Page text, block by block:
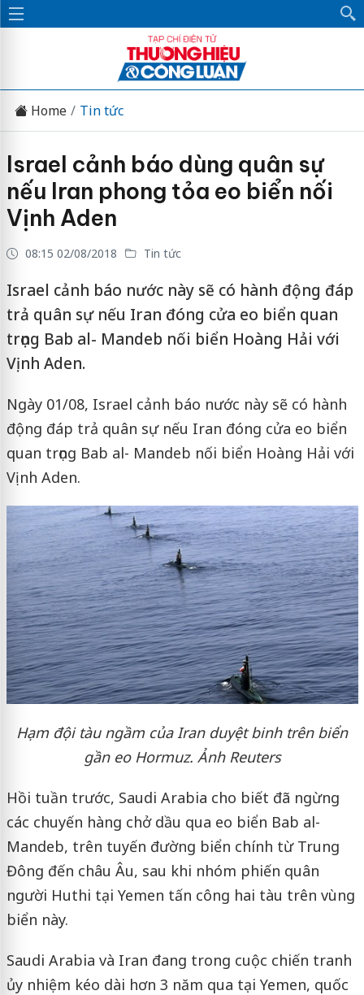
Home Tin tức
Israel cảnh báo dùng quân sự
nếu Iran phong tỏa eo biển nối
Vịnh Aden
08:15 02/08/2018 Tin tức
Israel cảnh báo nước này sẽ có hành động đáp
trả quân sự nếu Iran đóng cửa eo biển quan
trọng Bab al- Mandeb nối biển Hoàng Hải với
Vịnh Aden.
Ngày 01/08, Israel cảnh báo nước này sẽ có hành
động đáp trả quân sự nếu Iran đóng cửa eo biển
quan trọng Bab al- Mandeb nối biển Hoàng Hải với
Vịnh Aden.
Hạm đội tàu ngầm của Iran duyệt binh trên biển
gần eo Hormuz. Ảnh Reuters
Hồi tuần trước, Saudi Arabia cho biết đã ngừng
các chuyến hàng chở dầu qua eo biển Bab al-
Mandeb, trên tuyến đường biển chính từ Trung
Đông đến châu Âu, sau khi nhóm phiến quân
người Huthi tại Yemen tấn công hai tàu trên vùng
biển này.
Saudi Arabia và Iran đang trong cuộc chiến tranh
ủy nhiệm kéo dài hơn 3 năm qua tại Yemen, quốc